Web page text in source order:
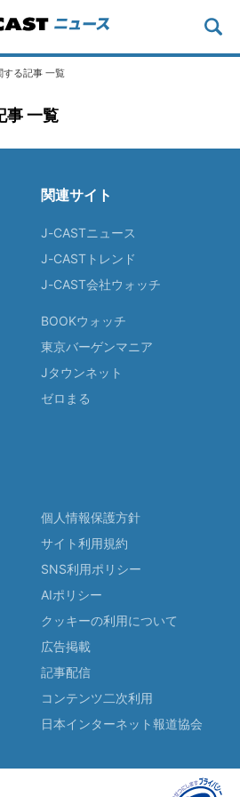
する記事 一覧
事 一覧
関連サイト
J-CASTニュース
J-CASTトレンド
J-CAST会社ウォッチ
BOOKウォッチ
東京バーゲンマニア
Jタウンネット
ゼロまる
個人情報保護方針
サイト利用規約
SNS利用ポリシー
AIポリシー
クッキーの利用について
広告掲載
記事配信
コンテンツ二次利用
日本インターネット報道協会